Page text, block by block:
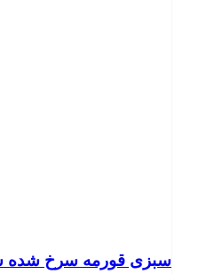
سبزی قورمه سرخ شده شمال